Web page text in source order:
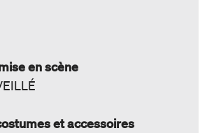
en scène
et accessoires